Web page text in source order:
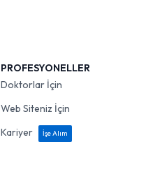
PROFESYONELLER
Doktorlar İçin
Web Siteniz İçin
Kariyer
İşe Alım